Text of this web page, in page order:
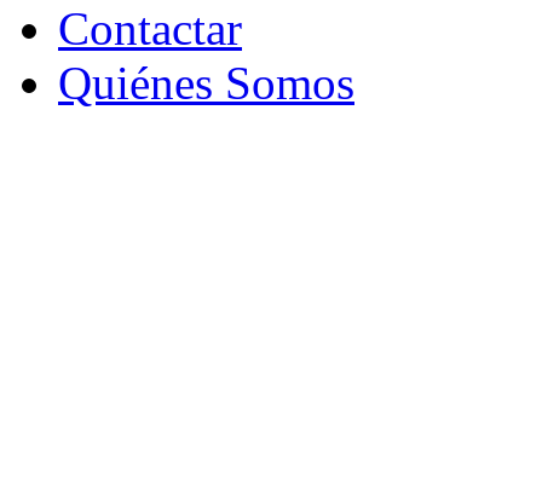
Contactar
Quiénes Somos